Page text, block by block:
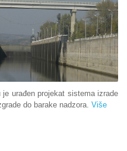
urađen projekat sistema izrade
do barake nadzora. Više